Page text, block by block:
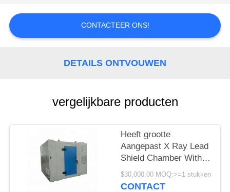
PRIVACY
POLICY
CONTACTEER ONS!
DETAILS ONTVOUWEN
vergelijkbare producten
Heeft grootte
Aangepast X Ray Lead
Shield Chamber With
Worktable Vensters
voor Gemakkelijke
$30,000.00 MOQ:>=1 stukken
CONTACT